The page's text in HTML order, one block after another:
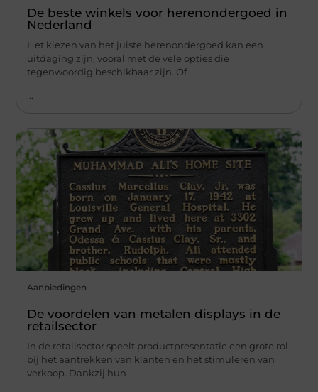
De beste winkels voor herenondergoed in
Nederland
Het kiezen van het juiste herenondergoed kan een
uitdaging zijn, vooral met de vele opties die
tegenwoordig beschikbaar zijn. Of
Aanbiedingen
De voordelen van metalen displays in de
retailsector
In de retailsector speelt productpresentatie een grote rol
bij het aantrekken van klanten en het stimuleren van
verkoop. Dankzij hun